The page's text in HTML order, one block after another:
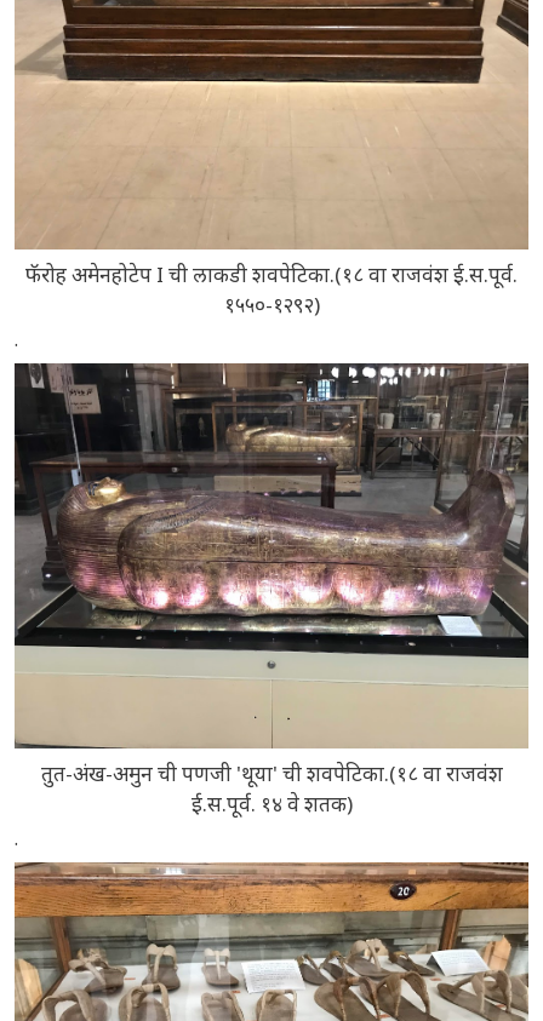
फॅरोह अमेनहोटेप I ची लाकडी शवपेटिका.(१८ वा राजवंश ई.स.पूर्व.
१५५०-१२९२)
.
तुत-अंख-अमुन ची पणजी 'थूया' ची शवपेटिका.(१८ वा राजवंश
ई.स.पूर्व. १४ वे शतक)
.